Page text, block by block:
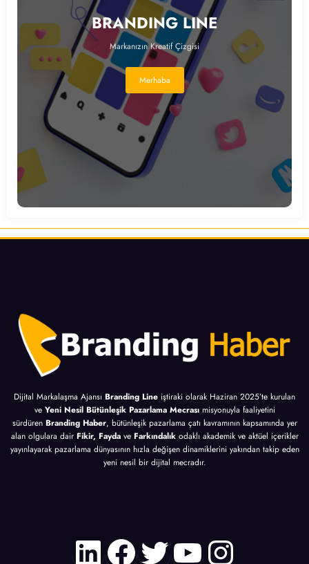
BRANDING LINE
Markanızın Kreatif Çizgisi
Merhaba
Dijital Markalaşma Ajansı Branding Line iştiraki olarak Haziran 2025’te kurulan
ve Yeni Nesil Bütünleşik Pazarlama Mecrası misyonuyla faaliyetini
sürdüren Branding Haber, bütünleşik pazarlama çatı kavramının kapsamında yer
alan olgulara dair Fikir, Fayda ve Farkındalık odaklı akademik ve aktüel içerikler
yayınlayarak pazarlama dünyasının hızla değişen dinamiklerini yakından takip eden
yeni nesil bir dijital mecradır.
LinkedIn
Facebook
Twitter
YouTube